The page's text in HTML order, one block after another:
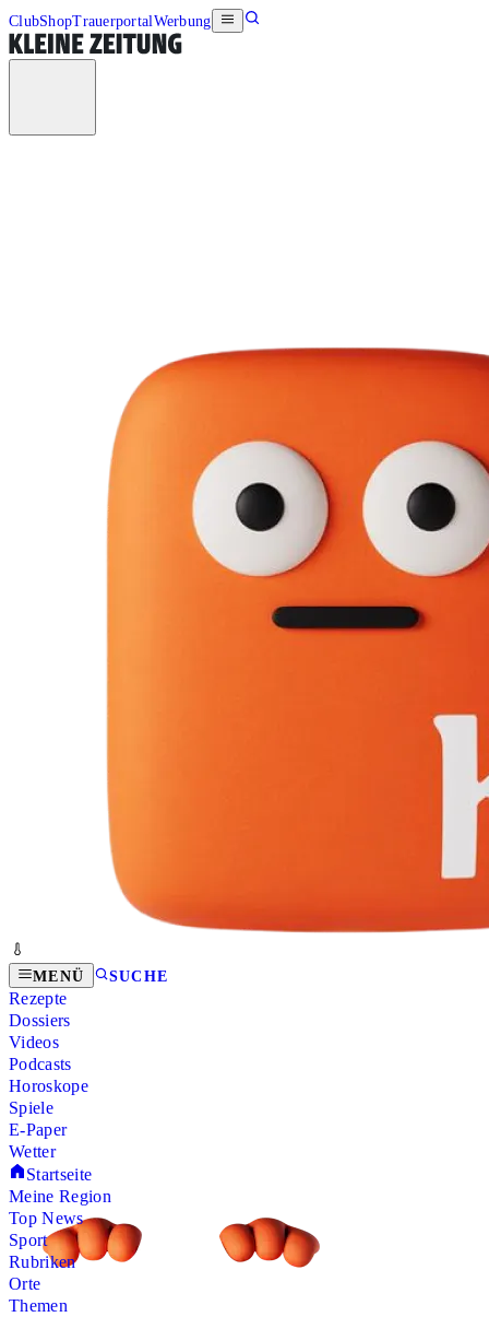
ClubShopTrauerportalWerbung
MENÜ SUCHE
Rezepte
Dossiers
Videos
Podcasts
Horoskope
Spiele
E-Paper
Wetter
Startseite
Meine Region
Top News
Sport
Rubriken
Orte
Themen